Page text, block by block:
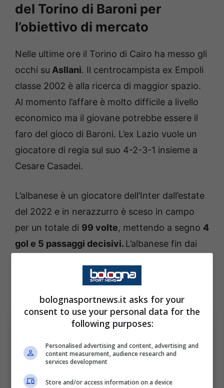
del Torino di Baroni per
l’obiettivo di mercato
Nelle ultime ore il Torino di Cairo ha messo gli
occhi su Asllani. Il centrocampista ex Empoli
classe 2002 è alla ricerca di maggior spazio.
Al momento l’affare è molto difficile a livello
economico ma il giovane potrebbe essere il
faro del gioco di Baroni. L’ex Lazio vuole un
giocatore di regia sul suo 4-2-3-1 insieme a
Cesare Casadei.
L’albanese è un giocatore dell’Inter dall’estate
del 2022 e in nerazzurro è sceso in campo
per un totale di 99 volte, mettendo a segno 4
gol e 5 passaggi decisivi. L’albanese fin dai
predestinato e vuole trovare una realtà in cui
bolognasportnews.it asks for your
consent to use your personal data for the
following purposes:
Personalised advertising and content, advertising and
content measurement, audience research and
services development
Store and/or access information on a device